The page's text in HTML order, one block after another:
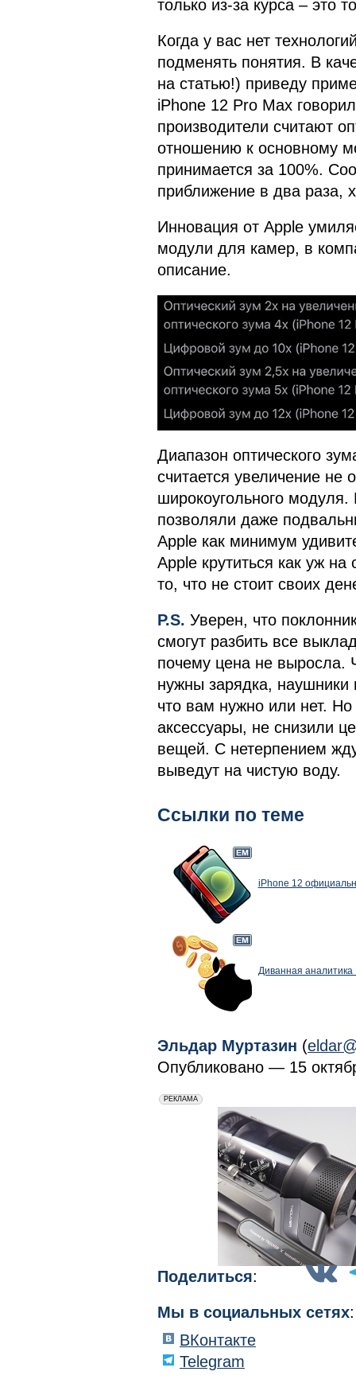
только из-за курса – это
Когда у вас нет
подменять понятия. В
на статью!) приведу
iPhone 12 Pro Max
производители считают
отношению к основному
принимается за 100%.
приближение в два раза,
Инновация от Apple
модули для камер, в
описание.
Диапазон оптического
считается увеличение не
широкоугольного
позволяли даже
Apple как минимум
Apple крутиться как уж
то, что не стоит своих
P.S. Уверен, что
смогут разбить все
почему цена не выросла.
нужны зарядка, наушники
что вам нужно или нет. Но
аксессуары, не снизили
вещей. С нетерпением
выведут на чистую воду.
Ссылки по теме
iPhone 12
Диванная аналитика
Эльдар Муртазин (
Опубликовано — 15
erid: 2VfnxxmNzs5
РЕКЛАМА
Поделиться:
Мы в социальных сетях:
ВКонтакте
Telegram